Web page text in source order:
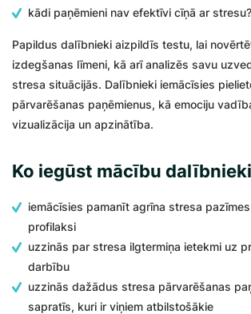
kādi paņēmieni nav efektīvi cīņā ar stresu?
Papildus dalībnieki aizpildīs testu, lai
izdegšanas līmeni, kā arī analizēs savu
stresa situācijās. Dalībnieki iemācīsies
pārvarēšanas paņēmienus, kā emociju
vizualizācija un apzinātība.
Ko iegūst mācību
iemācīsies pamanīt agrīna stresa
profilaksi
uzzinās par stresa ilgtermiņa ietekmi uz
darbību
uzzinās dažādus stresa pārvarēšanas
sapratīs, kuri ir viņiem atbilstošākie